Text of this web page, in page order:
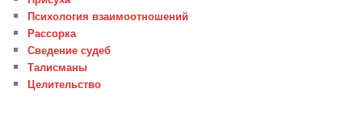
Психология взаимоотношений
Рассорка
Сведение судеб
Талисманы
Целительство